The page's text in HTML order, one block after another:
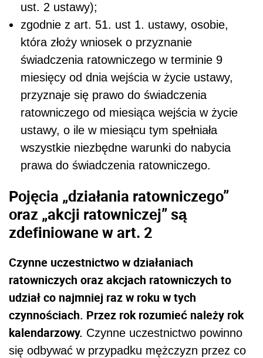
ust. 2 ustawy);
zgodnie z art. 51. ust 1. ustawy, osobie,
która złoży wniosek o przyznanie
świadczenia ratowniczego w terminie 9
miesięcy od dnia wejścia w życie ustawy,
przyznaje się prawo do świadczenia
ratowniczego od miesiąca wejścia w życie
ustawy, o ile w miesiącu tym spełniała
wszystkie niezbędne warunki do nabycia
prawa do świadczenia ratowniczego.
Pojęcia „działania ratowniczego”
oraz „akcji ratowniczej” są
zdefiniowane w art. 2
Czynne uczestnictwo w działaniach
ratowniczych oraz akcjach ratowniczych to
udział co najmniej raz w roku w tych
czynnościach. Przez rok rozumieć należy rok
kalendarzowy. Czynne uczestnictwo powinno
się odbywać w przypadku mężczyzn przez co